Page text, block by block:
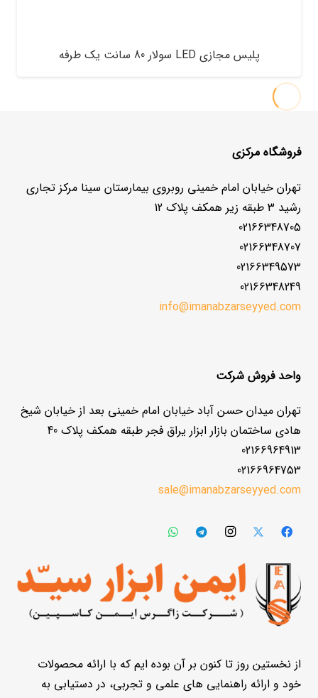
پلیس مجازی LED سولار 80 سانت یک طرفه
فروشگاه مرکزی
تهران خیابان امام خمینی روبروی بیمارستان سینا مرکز تجاری
رشید 3 طبقه زیر همکف پلاک 12
02166348705
02166348707
02166349573
02166348249
info@imanabzarseyyed.com
واحد فروش شرکت
تهران میدان حسن آباد خیابان امام خمینی بعد از خیابان شیخ
هادی ساختمان بازار ابزار یراق فجر طبقه همکف پلاک 40
02166964913
02166964753
sale@imanabzarseyyed.com
از نخستین روز تا کنون بر آن بوده ایم که با ارائه محصولات
خود و ارائه راهنمایی های علمی و تجربی، در دستیابی به